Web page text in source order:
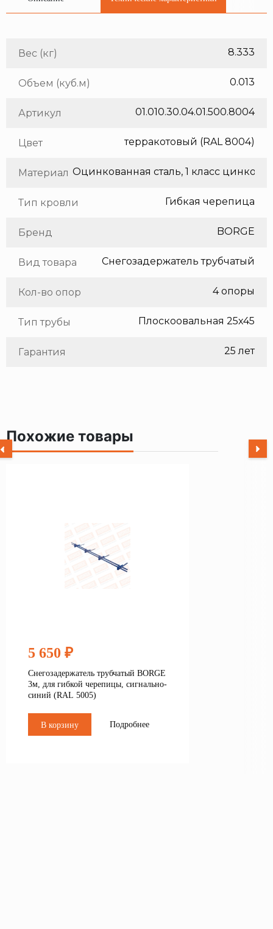
Вес (кг) 8.333
Объем (куб.м) 0.013
Артикул 01.010.30.04.01.500.8004
Цвет терракотовый (RAL 8004)
Материал
Тип кровли Гибкая черепица
Бренд BORGE
Вид товара Снегозадержатель трубчатый
Кол-во опор 4 опоры
Тип трубы Плоскоовальная 25х45
Гарантия 25 лет
Похожие товары
5 650 ₽
Снегозадержатель трубчатый BORGE
3м, для гибкой черепицы, сигнально-
синий (RAL 5005)
В корзину Подробнее